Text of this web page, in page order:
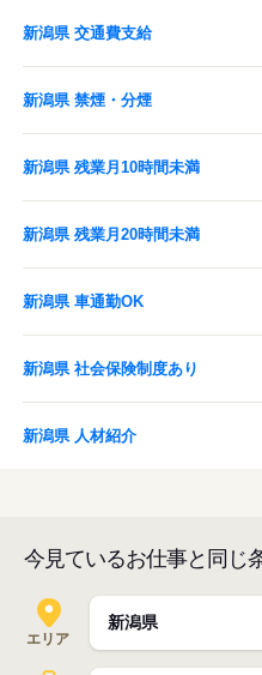
新潟県 交通費支給
新潟県 禁煙・分煙
新潟県 残業月10時間未満
新潟県 残業月20時間未満
新潟県 車通勤OK
新潟県 社会保険制度あり
新潟県 人材紹介
今見ているお仕事と同じ
エリア